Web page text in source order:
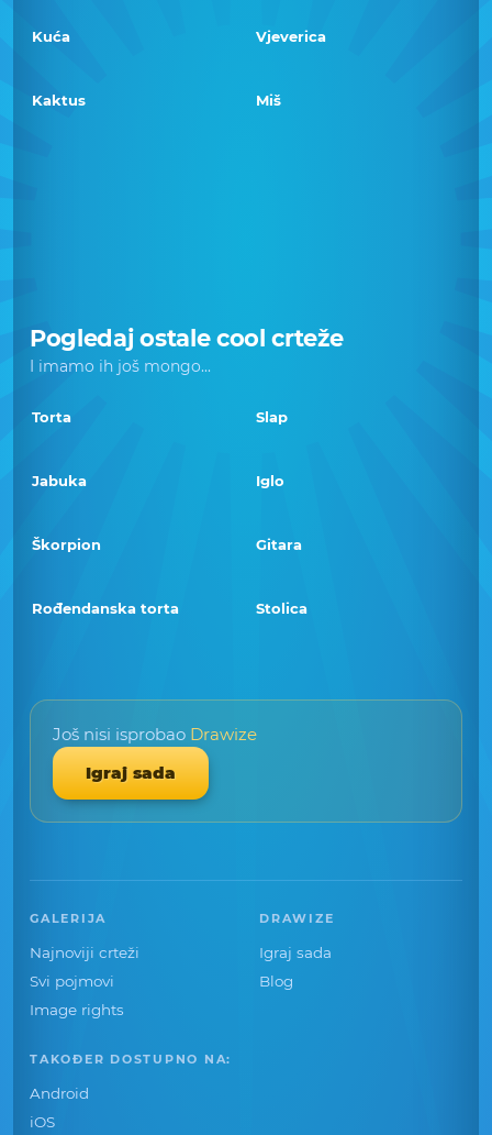
Kuća Vjeverica
Kaktus Miš
Pogledaj ostale cool crteže
I imamo ih još mongo...
Torta Slap
Jabuka Iglo
Škorpion Gitara
Rođendanska torta Stolica
Još nisi isprobao Drawize
Igraj sada
GALERIJA
Najnoviji crteži
Svi pojmovi
Image rights
DRAWIZE
Igraj sada
Blog
TAKOĐER DOSTUPNO NA:
Android
iOS